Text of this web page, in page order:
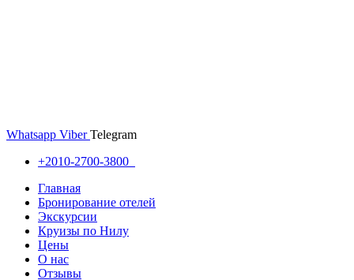
Whatsapp Viber Telegram
+2010-2700-3800
Главная
Бронирование отелей
Экскурсии
Круизы по Нилу
Цены
О нас
Отзывы